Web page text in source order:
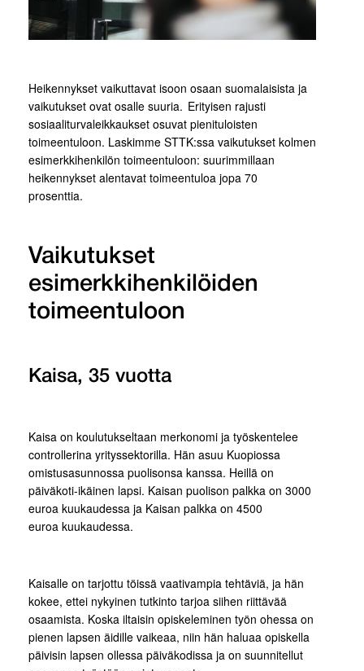
Heikennykset vaikuttavat isoon osaan suomalaisista ja
vaikutukset ovat osalle suuria. Erityisen rajusti
sosiaaliturvaleikkaukset osuvat pienituloisten
toimeentuloon. Laskimme STTK:ssa vaikutukset kolmen
esimerkkihenkilön toimeentuloon: suurimmillaan
heikennykset alentavat toimeentuloa jopa 70
prosenttia.
Vaikutukset
esimerkkihenkilöiden
toimeentuloon
Kaisa, 35 vuotta
Kaisa on koulutukseltaan merkonomi ja työskentelee
controllerina yrityssektorilla. Hän asuu Kuopiossa
omistusasunnossa puolisonsa kanssa. Heillä on
päiväkoti-ikäinen lapsi. Kaisan puolison palkka on 3000
euroa kuukaudessa ja Kaisan palkka on 4500
euroa kuukaudessa.
Kaisalle on tarjottu töissä vaativampia tehtäviä, ja hän
kokee, ettei nykyinen tutkinto tarjoa siihen riittävää
osaamista. Koska iltaisin opiskeleminen työn ohessa on
pienen lapsen äidille vaikeaa, niin hän haluaa opiskella
päivisin lapsen ollessa päiväkodissa ja on suunnitellut